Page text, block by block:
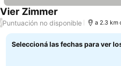
Vier Zimmer
/Puntuación no disponible a 2.3 km
Seleccioná las fechas para ver